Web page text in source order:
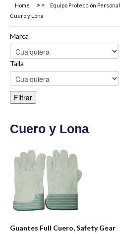
Home Equipo Protección Personal
Cuero y Lona
Marca
Talla
Cuero y Lona
Guantes Full Cuero, Safety Gear